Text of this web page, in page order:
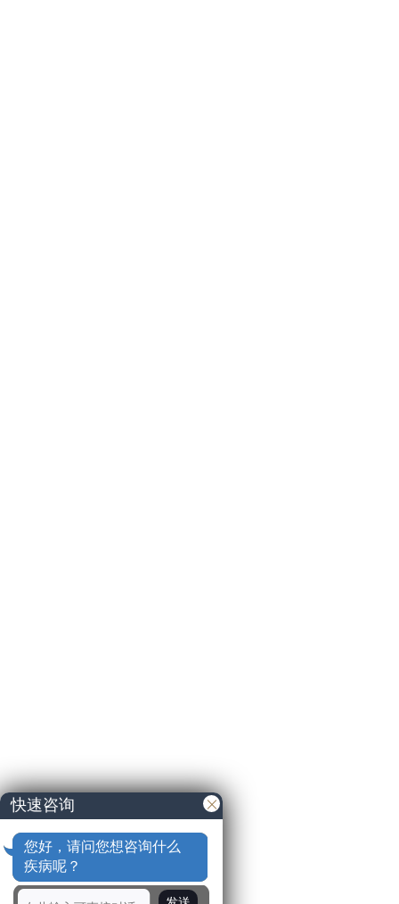
快速咨询
您好，请问您想咨询什么
疾病呢？